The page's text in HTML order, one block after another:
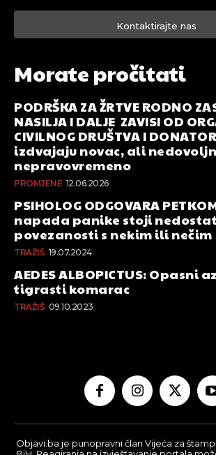
Kontaktirajte nas
Morate pročitati
PODRŠKA ZA ŽRTVE RODNO
NASILJA I DALJE ZAVISI OD
CIVILNOG DRUŠTVA I
izdvajaju novac, ali
nepravovremeno
PROMJENE 12.06.2026
PSIHOLOG ODGOVARA
napada panike stoji
povezanosti s nekim ili nečim
TRAŽIŠ 19.07.2024
AEDES ALBOPICTUS: Opasni
tigrasti komarac
TRAŽIŠ 09.10.2023
Objavi.ba je punopravni član Vijeća za